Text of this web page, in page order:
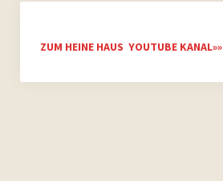
ZUM HEINE HAUS YOUTUBE KANAL»»